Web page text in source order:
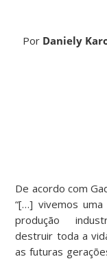
Por Daniely
De acordo com
“[…] vivemos uma
produção
destruir toda a
as futuras